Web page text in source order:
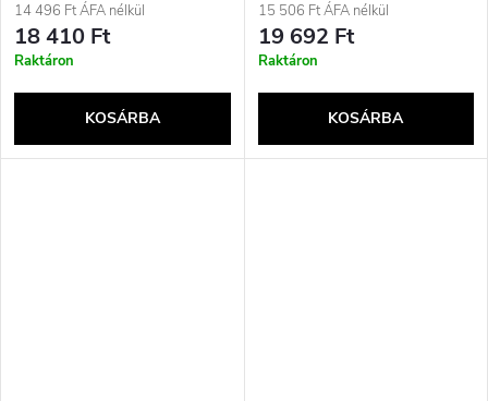
14 496 Ft ÁFA nélkül
18 410 Ft
Raktáron
KOSÁRBA
15 506 Ft ÁFA nélkül
19 692 Ft
Raktáron
KOSÁRBA